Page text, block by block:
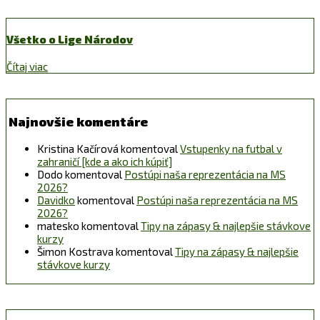
Všetko o Lige Národov
Čítaj viac
Najnovšie komentáre
Kristina Kačírová komentovalVstupenky na futbal v
zahraničí [kde a ako ich kúpiť]
Dodo komentoval Postúpi naša reprezentácia na MS
2026?
Davidko komentoval Postúpi naša reprezentácia na MS
2026?
matesko komentovalTipy na zápasy & najlepšie stávkove
kurzy
Šimon Kostrava komentovalTipy na zápasy & najlepšie
stávkove kurzy